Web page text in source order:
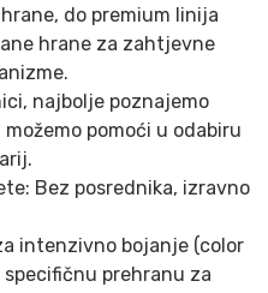
do premium linija
hrane za zahtjevne
najbolje poznajemo
pomoći u odabiru
Bez posrednika, izravno
intenzivno bojanje (color
prehranu za